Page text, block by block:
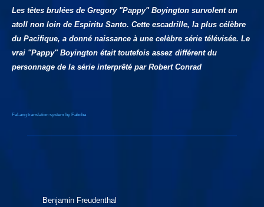
Les têtes brulées de Gregory "Pappy" Boyington survolent un
atoll non loin de Espiritu Santo. Cette escadrille, la plus célèbre
du Pacifique, a donné naissance à une celèbre série télévisée. Le
vrai "Pappy" Boyington était toutefois assez différent du
personnage de la série interprêté par Robert Conrad
FaLang translation system by Faboba
Benjamin Freudenthal